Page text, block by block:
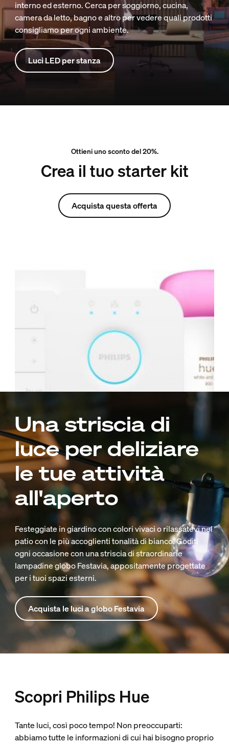
interno ed esterno. Cerca per soggiorno, cucina,
camera da letto, bagno e altro per vedere quali prodotti
consigliamo per ogni ambiente.
Luci LED per stanza
Ottieni uno sconto del 20%.
Crea il tuo starter kit
Acquista questa offerta
Una striscia di
luce per deliziare
le tue attività
all'aperto
Festeggiate in giardino con colori vivaci o rilassatevi nel
patio con le più accoglienti tonalità di bianco. Goditi
ogni occasione con una striscia di straordinarie
lampadine globo Festavia, appositamente progettate
per i tuoi spazi esterni.
Acquista le luci a globo Festavia
Scopri Philips Hue
Tante luci, così poco tempo! Non preoccuparti:
abbiamo tutte le informazioni di cui hai bisogno proprio